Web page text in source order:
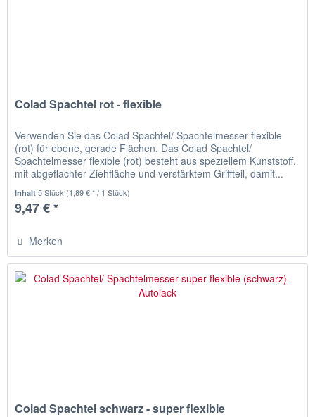
Colad Spachtel rot - flexible
Verwenden Sie das Colad Spachtel/ Spachtelmesser flexible
(rot) für ebene, gerade Flächen. Das Colad Spachtel/
Spachtelmesser flexible (rot) besteht aus speziellem Kunststoff,
mit abgeflachter Ziehfläche und verstärktem Griffteil, damit...
Inhalt5 Stück (1,89 € * / 1 Stück)
9,47 € *
Merken
Colad Spachtel schwarz - super flexible